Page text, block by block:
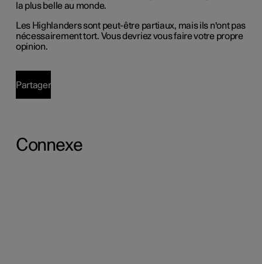
la plus belle au monde.
Les Highlanders sont peut-être partiaux, mais ils n'ont pas
nécessairement tort. Vous devriez vous faire votre propre
opinion.
Partager
Connexe